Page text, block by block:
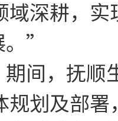
域深耕，实
”
间，抚顺
规划及部